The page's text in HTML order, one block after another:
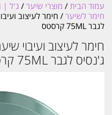
עמוד הבית/ מוצרי שיער/ ג'ל |
חימר לשיער/ חימר לעיצוב
לגבר 75ML קרסטס
חימר לעיצוב ועיבוי
ג'נסיס לגבר 75ML קרסטס